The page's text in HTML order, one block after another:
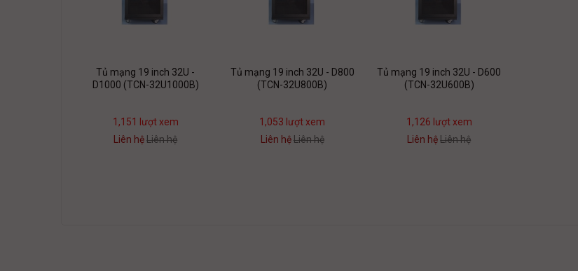
Tủ mạng 19 inch 32U -
D1000 (TCN-32U1000B)
1,151 lượt xem
Liên hệ Liên hệ
Tủ mạng 19 inch 32U - D800
(TCN-32U800B)
1,053 lượt xem
Liên hệ Liên hệ
Tủ mạng 19 inch 32U - D600
(TCN-32U600B)
1,126 lượt xem
Liên hệ Liên hệ